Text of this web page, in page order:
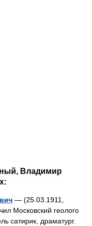
Владимир
— (25.03.1911,
Московский геолого
сатирик, драматург.